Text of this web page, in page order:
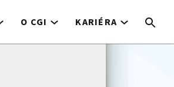
O CGI KARIÉRA